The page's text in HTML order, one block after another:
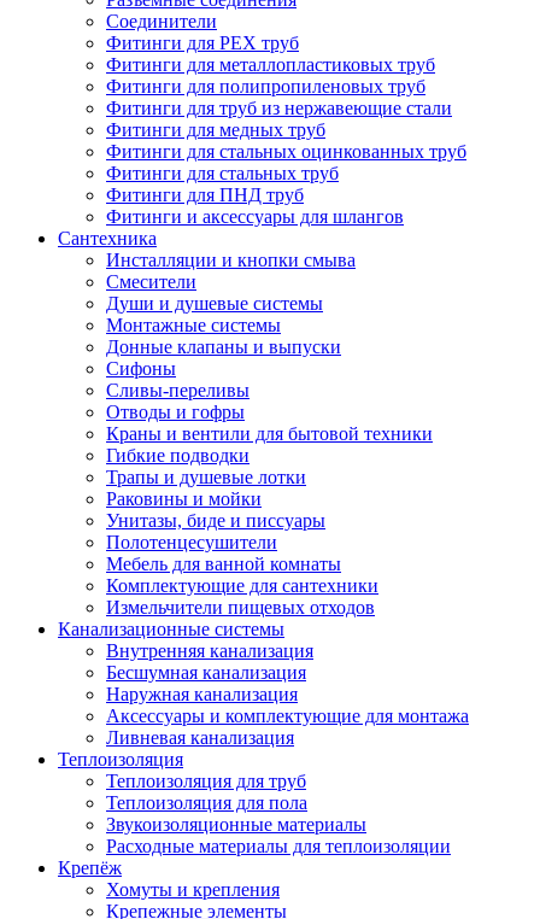
Соединители
Фитинги для PEX труб
Фитинги для металлопластиковых труб
Фитинги для полипропиленовых труб
Фитинги для труб из нержавеющие стали
Фитинги для медных труб
Фитинги для стальных оцинкованных труб
Фитинги для стальных труб
Фитинги для ПНД труб
Фитинги и аксессуары для шлангов
Сантехника
Инсталляции и кнопки смыва
Смесители
Души и душевые системы
Монтажные системы
Донные клапаны и выпуски
Сифоны
Сливы-переливы
Отводы и гофры
Краны и вентили для бытовой техники
Гибкие подводки
Трапы и душевые лотки
Раковины и мойки
Унитазы, биде и писсуары
Полотенцесушители
Мебель для ванной комнаты
Комплектующие для сантехники
Измельчители пищевых отходов
Канализационные системы
Внутренняя канализация
Бесшумная канализация
Наружная канализация
Аксессуары и комплектующие для монтажа
Ливневая канализация
Теплоизоляция
Теплоизоляция для труб
Теплоизоляция для пола
Звукоизоляционные материалы
Расходные материалы для теплоизоляции
Крепёж
Хомуты и крепления
Крепежные элементы